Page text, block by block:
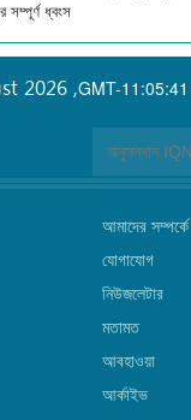
সম্পূর্ণ ধ্বংস
GMT-11:05:41
2026 ,
আমাদের সম্পর্কে
যোগাযোগ
নিউজলেটার
মতামত
আবহাওয়া
আর্কাইভ